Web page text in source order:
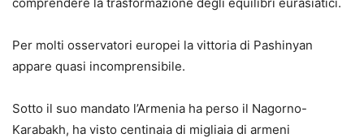
Per molti osservatori europei la vittoria di Pashinyan
appare quasi incomprensibile.
Sotto il suo mandato l’Armenia ha perso il Nagorno-
Karabakh, ha visto centinaia di migliaia di armeni